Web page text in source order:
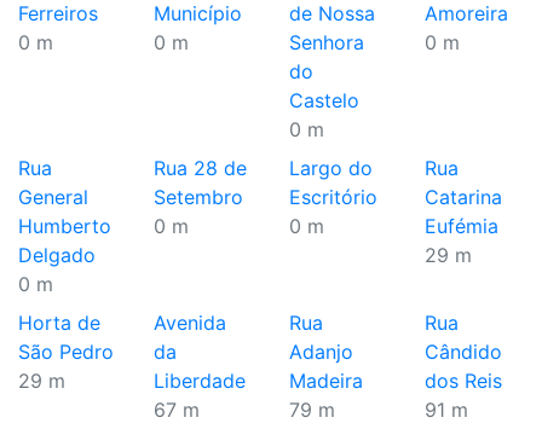
Ferreiros
0 m
Município
0 m
de Nossa
Senhora
do
Castelo
0 m
Amoreira
0 m
Rua
General
Humberto
Delgado
0 m
Rua 28 de
Setembro
0 m
Largo do
Escritório
0 m
Rua
Catarina
Eufémia
29 m
Horta de
São Pedro
29 m
Avenida
da
Liberdade
67 m
Rua
Adanjo
Madeira
79 m
Rua
Cândido
dos Reis
91 m